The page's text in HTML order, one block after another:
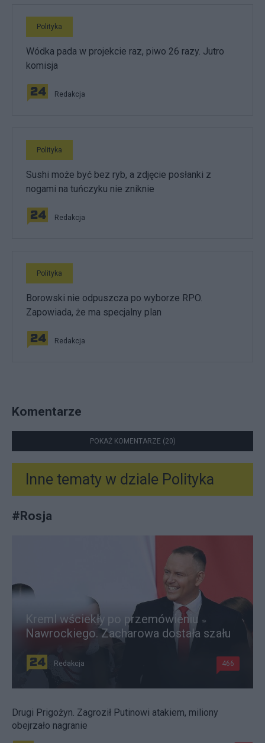
Polityka
Wódka pada w projekcie raz, piwo 26 razy. Jutro
komisja
Redakcja
Polityka
Sushi może być bez ryb, a zdjęcie posłanki z
nogami na tuńczyku nie zniknie
Redakcja
Polityka
Borowski nie odpuszcza po wyborze RPO.
Zapowiada, że ma specjalny plan
Redakcja
Komentarze
POKAŻ KOMENTARZE (20)
Inne tematy w dziale Polityka
#Rosja
Kreml wściekły po przemówieniu
Nawrockiego. Zacharowa dostała szału
Redakcja 466
Drugi Prigożyn. Zagroził Putinowi atakiem, miliony
obejrzało nagranie